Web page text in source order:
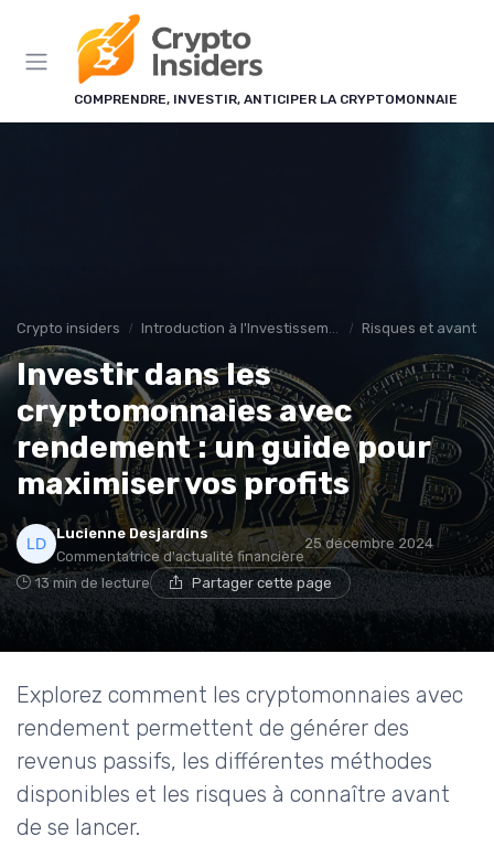
COMPRENDRE, INVESTIR, ANTICIPER LA CRYPTOMONNAIE
Crypto insiders Introduction à l'Investissement en Cryptomonnaies Risques et
Investir dans les
cryptomonnaies avec
rendement : un guide pour
maximiser vos profits
Lucienne Desjardins
Commentatrice d'actualité financière
25 décembre 2024
13 min de lecture Partager cette page
Explorez comment les cryptomonnaies avec
rendement permettent de générer des
revenus passifs, les différentes méthodes
disponibles et les risques à connaître avant
de se lancer.
Panneau de gestion des cookies